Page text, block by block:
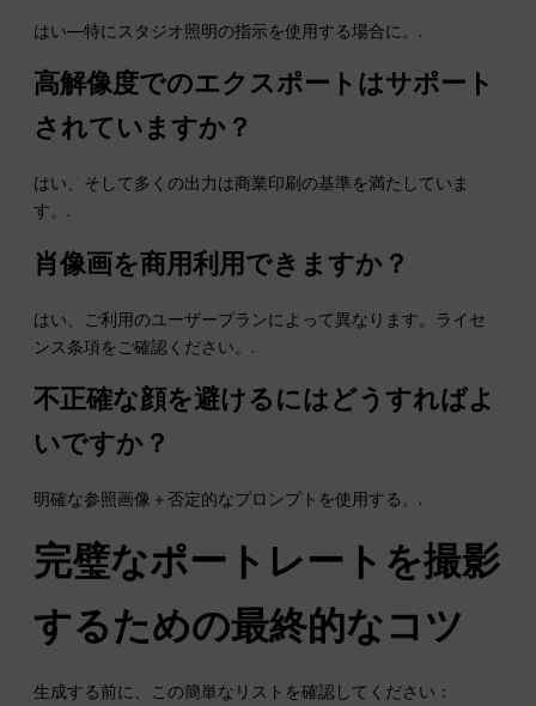
はい—特にスタジオ照明の指示を使用する場合に。.
高解像度でのエクスポートはサポート
されていますか？
はい、そして多くの出力は商業印刷の基準を満たしていま
す。.
肖像画を商用利用できますか？
はい、ご利用のユーザープランによって異なります。ライセ
ンス条項をご確認ください。.
不正確な顔を避けるにはどうすればよ
いですか？
明確な参照画像＋否定的なプロンプトを使用する。.
完璧なポートレートを撮影
するための最終的なコツ
生成する前に、この簡単なリストを確認してください：